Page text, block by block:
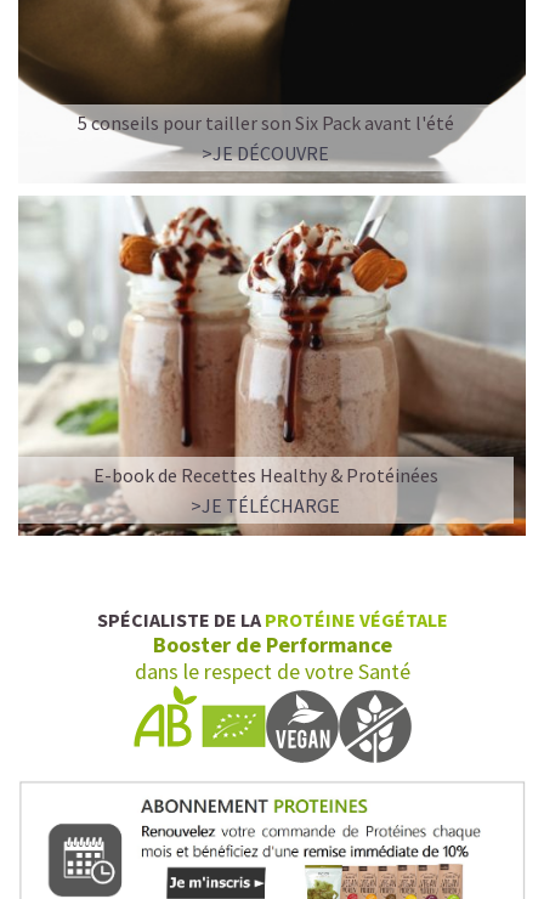
5 conseils pour tailler son Six Pack avant l'été
>JE DÉCOUVRE
E-book de Recettes Healthy & Protéinées
>JE TÉLÉCHARGE
SPÉCIALISTE DE LA PROTÉINE VÉGÉTALE
Booster de Performance
dans le respect de votre Santé